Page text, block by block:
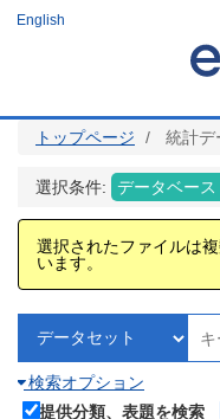
ツ
English
トップページ 統計デ
選択条件: データベース
選択されたファイルは
います。
検索オプション
提供分類、表題を検索